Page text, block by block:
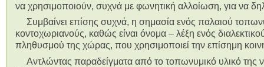
να χρησιμοποιούν, συχνά με φωνητική αλλοίωση, για να
Συμβαίνει επίσης συχνά, η σημασία ενός παλαιού
κοντοχωριανούς, καθώς είναι όνομα – λέξη ενός
πληθυσμού της χώρας, που χρησιμοποιεί την επίσημη
Αντλώντας παραδείγματα από το τοπωνυμικό υλικό